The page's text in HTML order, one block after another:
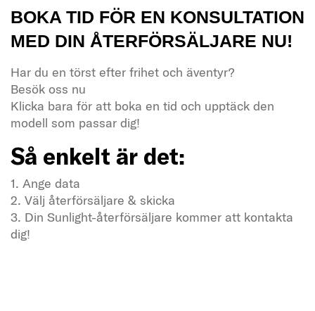
BOKA TID FÖR EN KONSULTATION
MED DIN ÅTERFÖRSÄLJARE NU!
Har du en törst efter frihet och äventyr?
Besök oss nu
Klicka bara för att boka en tid och upptäck den
modell som passar dig!
Så enkelt är det:
1. Ange data
2. Välj återförsäljare & skicka
3. Din Sunlight-återförsäljare kommer att kontakta
dig!